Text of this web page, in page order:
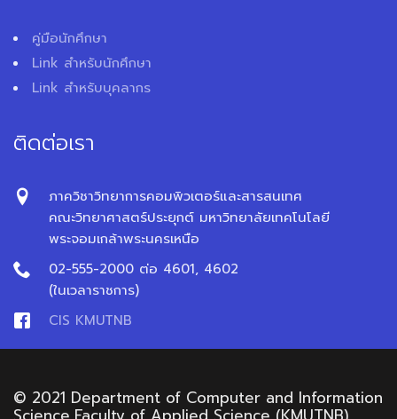
คู่มือนักศึกษา
Link สำหรับนักศึกษา
Link สำหรับบุคลากร
ติดต่อเรา
ภาควิชาวิทยาการคอมพิวเตอร์และสารสนเทศ
คณะวิทยาศาสตร์ประยุกต์ มหาวิทยาลัยเทคโนโลยี
พระจอมเกล้าพระนครเหนือ
02-555-2000 ต่อ 4601, 4602
(ในเวลาราชการ)
CIS KMUTNB
© 2021 Department of Computer and Information